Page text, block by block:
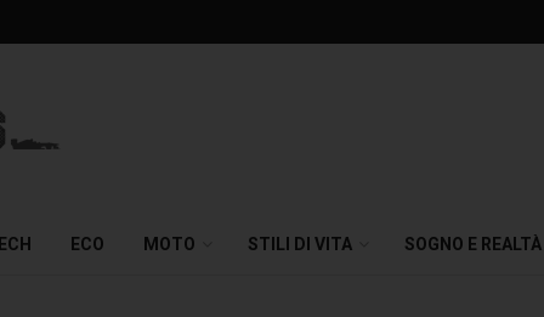
ECO MOTO STILI DI VITA SOGNO E REALTÀ